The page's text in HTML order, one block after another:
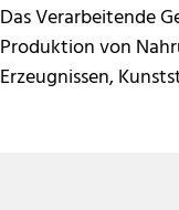
Das Verarbeitende
Produktion von
Erzeugnissen,